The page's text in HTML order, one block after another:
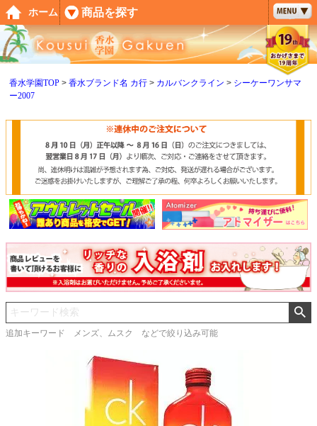
香水学園TOP 香水ブランド名 カ行 カルバンクライン
シーケーワンサマ
ー2007
追加キーワード メンズ、ムスク などで絞り込み可能
ペー
ジト
ップ
へ
ホーム 商品を探す